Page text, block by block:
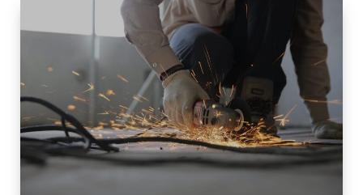
TAILLE
PETITE À
GRANDE
RÉNOVATION